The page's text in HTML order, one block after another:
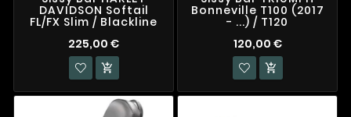
DAVIDSON Softail
FL/FX Slim / Blackline
225,00 €

Bonneville T100 (2017
- ...) / T120
120,00 €
